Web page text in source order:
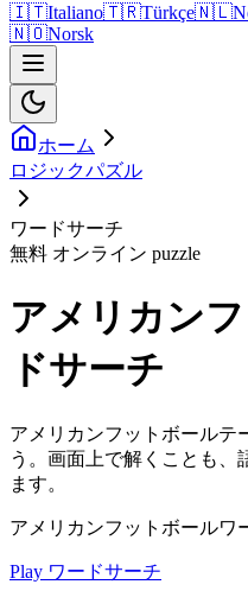
🇮🇹Italiano🇹🇷Türkçe🇳🇱
🇳🇴Norsk
ホーム
ロジックパズル
ワードサーチ
無料 オンライン puzzle
アメリカン
ドサーチ
アメリカンフットボールテ
う。画面上で解くことも、
ます。
アメリカンフットボールワ
Play ワードサーチ